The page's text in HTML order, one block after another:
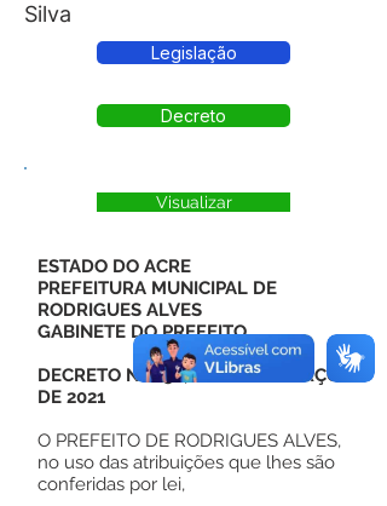
Silva
Legislação
Decreto
Visualizar
ESTADO DO ACRE
PREFEITURA MUNICIPAL DE
RODRIGUES ALVES
GABINETE DO PREFEITO
DECRETO Nº 050, DE 01 DE MARÇO
DE 2021
O PREFEITO DE RODRIGUES ALVES,
no uso das atribuições que lhes são
conferidas por lei,